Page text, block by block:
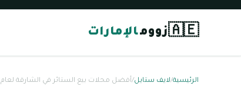
🇦🇪زوومالإمارات
الرئيسية/لايف ستايل/أفضل محلات بيع الستائر في الشارقة لعام 2024